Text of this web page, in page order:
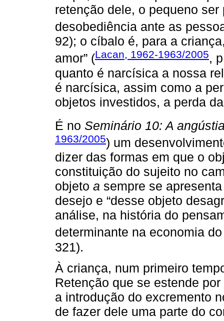
retenção dele, o pequeno
desobediência ante as
92); o cíbalo é, para a
amor” (Lacan, 1962-1963/2005,
quanto é narcísica a nossa
é narcísica, assim como a
objetos investidos, a perda
É no Seminário 10: A
1963/2005) um
dizer das formas em que o
constituição do sujeito no
objeto a sempre se
desejo e “desse objeto
análise, na história do
determinante na economia do
321).
À criança, num primeiro
Retenção que se estende
a introdução do excremento
de fazer dele uma parte do